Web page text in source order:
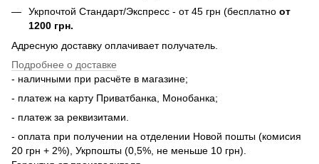
Укрпочтой Стандарт/Экспресс - от 45 грн (бесплатно от
1200 грн.
Адресную доставку оплачивает получатель.
Подробнее о доставке
- наличными при расчёте в магазине;
- платеж на карту Приватбанка, Монобанка;
- платеж за реквизитами.
- оплата при получении на отделении Новой пошты (комисия
20 грн + 2%), Укрпошты (0,5%, не меньше 10 грн).